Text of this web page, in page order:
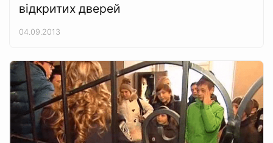
відкритих дверей
04.09.2013